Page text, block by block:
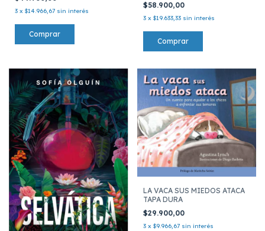
3 x $14.966,67 sin interés
$58.900,00
3 x $19.633,33 sin interés
LA VACA SUS MIEDOS ATACA
TAPA DURA
$29.900,00
3 x $9.966,67 sin interés